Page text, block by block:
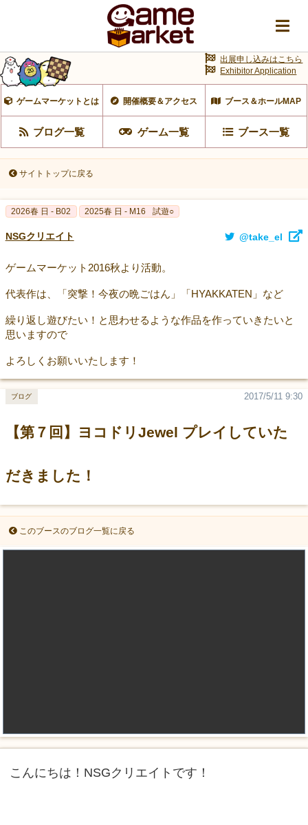
ゲームマーケットとは 開催概要＆アクセス ブース＆ホールMAP
ブログ一覧 ゲーム一覧 ブース一覧
出展申し込みはこちら
Exhibitor Application
サイトトップに戻る
2026春 日 - B02 2025春 日 - M16 試遊○
NSGクリエイト @take_el
ゲームマーケット2016秋より活動。
代表作は、「突撃！今夜の晩ごはん」「HYAKKATEN」など
繰り返し遊びたい！と思わせるような作品を作っていきたいと
思いますので
よろしくお願いいたします！
【第７回】ヨコドリJewel プレイしていた
だきました！
2017/5/11 9:30
ブログ
このブースのブログ一覧に戻る
こんにちは！NSGクリエイトです！